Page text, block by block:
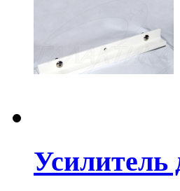
Усилитель